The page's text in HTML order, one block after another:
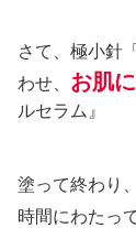
さて、極小針
わせ、 お肌
ルセラム』
塗って終わり
時間にわたっ